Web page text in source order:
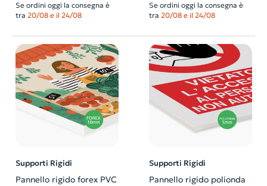
Se ordini oggi la consegna è
tra 20/08 e il 24/08
Se ordini oggi la consegna è
tra 20/08 e il 24/08
Supporti Rigidi
Pannello rigido forex PVC
Supporti Rigidi
Pannello rigido polionda